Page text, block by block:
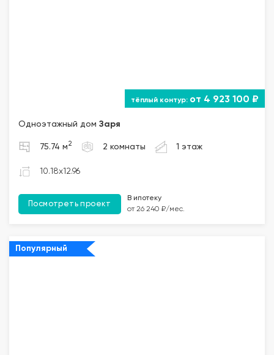
от 4 923 100 ₽
Одноэтажный дом Заря
75.74 м 2 2 комнаты 1 этаж
10.18x12.96
Посмотреть проект
В ипотеку
от 26 240 ₽/мес.
Популярный